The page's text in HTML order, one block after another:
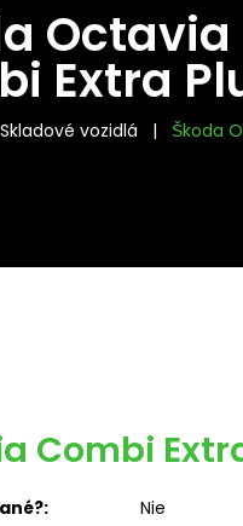
Octavia
Extra
Skladové vozidlá |
Škoda
Combi
Nie